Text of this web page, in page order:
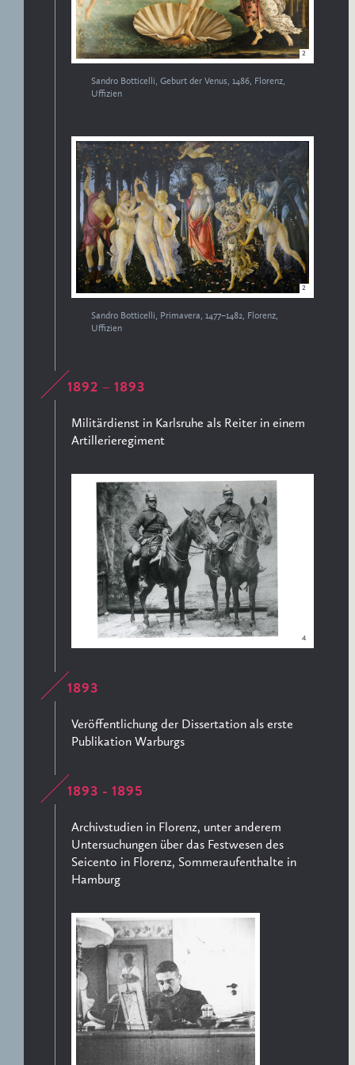
2
Sandro Botticelli, Geburt der Venus, 1486, Florenz,
Uffizien
2
Sandro Botticelli, Primavera, 1477–1482, Florenz,
Uffizien
1892 – 1893
Militärdienst in Karlsruhe als Reiter in einem
Artillerieregiment
4
1893
Veröffentlichung der Dissertation als erste
Publikation Warburgs
1893 - 1895
Archivstudien in Florenz, unter anderem
Untersuchungen über das Festwesen des
Seicento in Florenz, Sommeraufenthalte in
Hamburg